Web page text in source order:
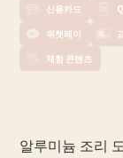
신용카드
위챗페이
체험 콘텐츠
알루미늄 조리